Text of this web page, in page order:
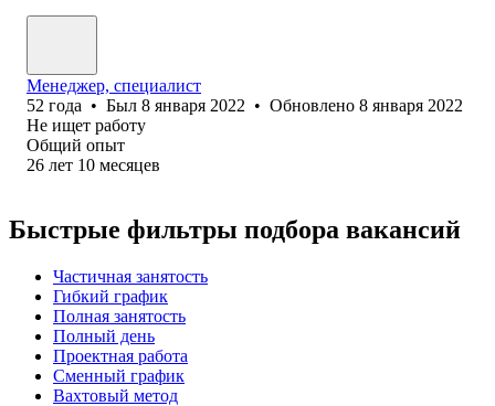
Менеджер, специалист
52 года • Был 8 января 2022 • Обновлено 8 января 2022
Не ищет работу
Общий опыт
26 лет 10 месяцев
Быстрые фильтры подбора вакансий
Частичная занятость
Гибкий график
Полная занятость
Полный день
Проектная работа
Сменный график
Вахтовый метод